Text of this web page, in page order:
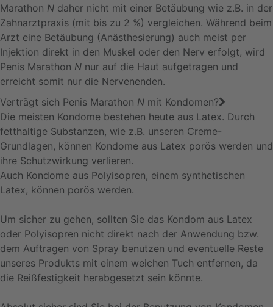
Marathon N daher nicht mit einer Betäubung wie z.B. in der
Zahnarztpraxis (mit bis zu 2 %) vergleichen. Während beim
Arzt eine Betäubung (Anästhesierung) auch meist per
Injektion direkt in den Muskel oder den Nerv erfolgt, wird
Penis Marathon N nur auf die Haut aufgetragen und
erreicht somit nur die Nervenenden.
Verträgt sich Penis Marathon N mit Kondomen?
Die meisten Kondome bestehen heute aus Latex. Durch
fetthaltige Substanzen, wie z.B. unseren Creme-
Grundlagen, können Kondome aus Latex porös werden und
ihre Schutzwirkung verlieren.
Auch Kondome aus Polyisopren, einem synthetischen
Latex, können porös werden.
Um sicher zu gehen, sollten Sie das Kondom aus Latex
oder Polyisopren nicht direkt nach der Anwendung bzw.
dem Auftragen von Spray benutzen und eventuelle Reste
unseres Produkts mit einem weichen Tuch entfernen, da
die Reißfestigkeit herabgesetzt sein könnte.